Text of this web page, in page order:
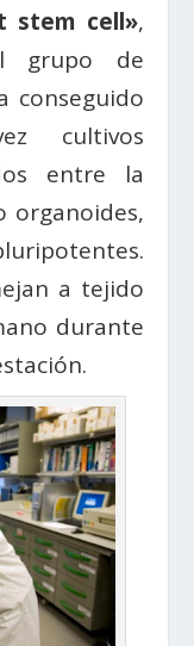
stem cell»,
grupo de
conseguido
cultivos
entre la
organoides,
a tejido
durante